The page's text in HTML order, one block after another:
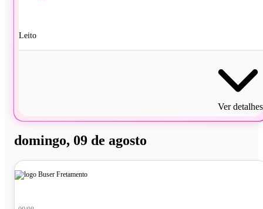
Leito
Ver detalhes
domingo, 09 de agosto